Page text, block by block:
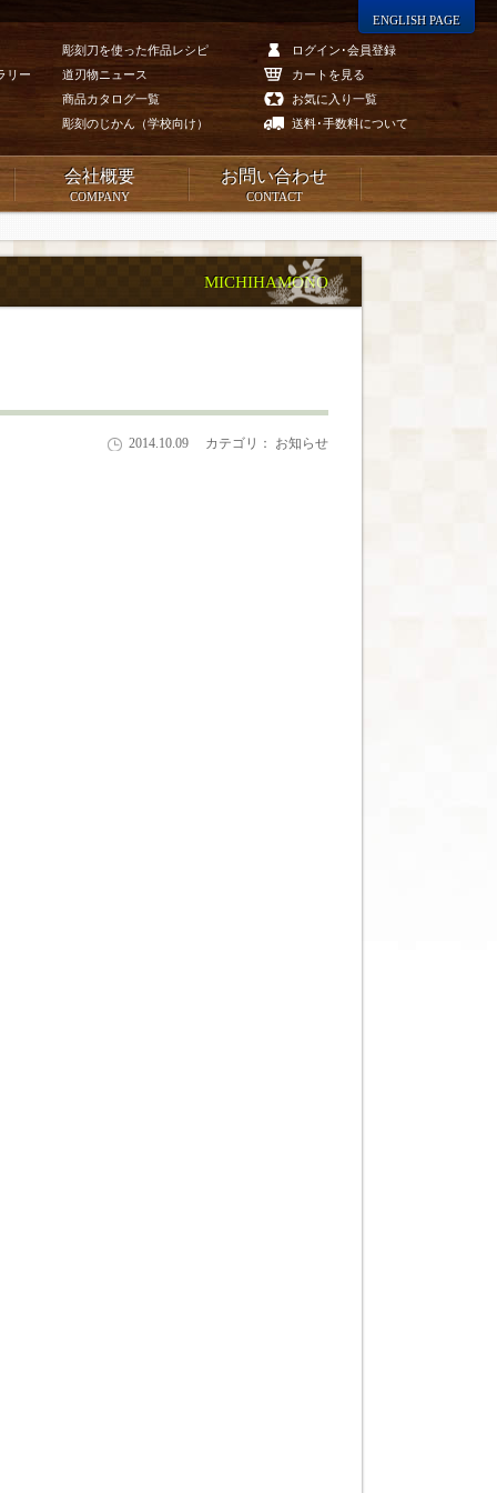
リー
彫刻刀を使った作品レシピ
道刃物ニュース
商品カタログ一覧
彫刻のじかん（学校向け）
ログイン･会員登録
カートを見る
お気に入り一覧
送料･手数料について
ENGLISH PAGE
会社概要
COMPANY
お問い合わせ
CONTACT
MICHIHAMONO
2014.10.09 カテゴリ： お知らせ